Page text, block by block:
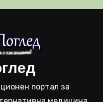
портал за